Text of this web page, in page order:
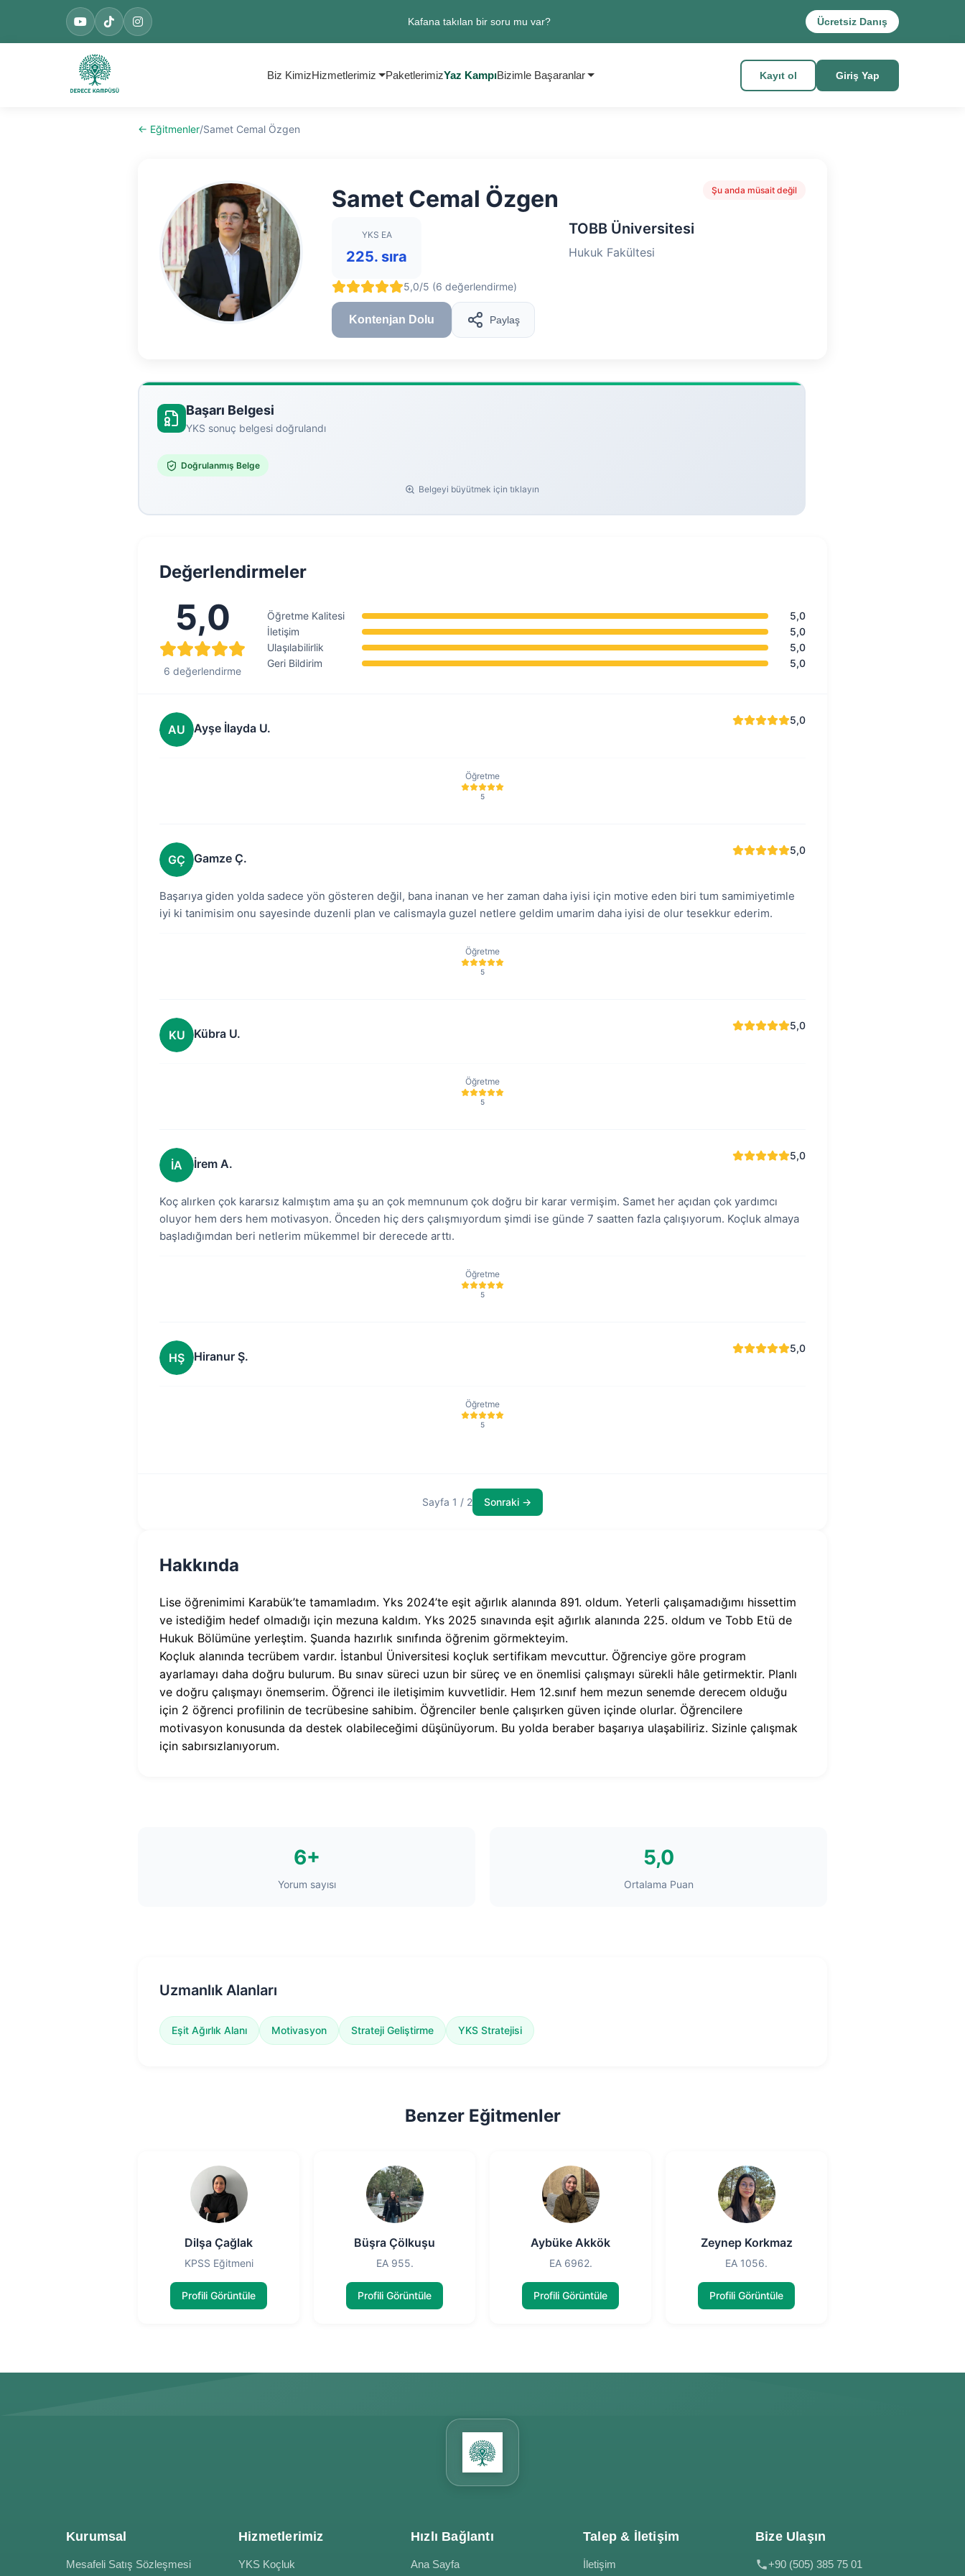
Kafana takılan bir soru mu var? Ücretsiz Danış
Biz KimizHizmetlerimiz PaketlerimizYaz KampıBizimle Başaranlar Kayıt ol Giriş Yap
← Eğitmenler/Samet Cemal Özgen
Samet Cemal Özgen Şu anda müsait değil
YKS EA
225. sıra
TOBB Üniversitesi
Hukuk Fakültesi
5,0/5 (6 değerlendirme)
Kontenjan Dolu Paylaş
Başarı Belgesi
YKS sonuç belgesi doğrulandı
Doğrulanmış Belge
Belgeyi büyütmek için tıklayın
Değerlendirmeler
5,0
6 değerlendirme
Öğretme Kalitesi
5,0
İletişim
5,0
Ulaşılabilirlik
5,0
Geri Bildirim
5,0
AU Ayşe İlayda U.
5,0
Öğretme
5
GÇ Gamze Ç.
5,0
Başarıya giden yolda sadece yön gösteren değil, bana inanan ve her zaman daha iyisi için motive eden biri tum samimiyetimle
iyi ki tanimisim onu sayesinde duzenli plan ve calismayla guzel netlere geldim umarim daha iyisi de olur tesekkur ederim.
Öğretme
5
KU Kübra U.
5,0
Öğretme
5
İA İrem A.
5,0
Koç alırken çok kararsız kalmıştım ama şu an çok memnunum çok doğru bir karar vermişim. Samet her açıdan çok yardımcı
oluyor hem ders hem motivasyon. Önceden hiç ders çalışmıyordum şimdi ise günde 7 saatten fazla çalışıyorum. Koçluk almaya
başladığımdan beri netlerim mükemmel bir derecede arttı.
Öğretme
5
HŞ Hiranur Ş.
5,0
Öğretme
5
Sayfa 1 / 2 Sonraki →
Hakkında
Lise öğrenimimi Karabük’te tamamladım. Yks 2024’te eşit ağırlık alanında 891. oldum. Yeterli çalışamadığımı hissettim
ve istediğim hedef olmadığı için mezuna kaldım. Yks 2025 sınavında eşit ağırlık alanında 225. oldum ve Tobb Etü de
Hukuk Bölümüne yerleştim. Şuanda hazırlık sınıfında öğrenim görmekteyim.
Koçluk alanında tecrübem vardır. İstanbul Üniversitesi koçluk sertifikam mevcuttur. Öğrenciye göre program
ayarlamayı daha doğru bulurum. Bu sınav süreci uzun bir süreç ve en önemlisi çalışmayı sürekli hâle getirmektir. Planlı
ve doğru çalışmayı önemserim. Öğrenci ile iletişimim kuvvetlidir. Hem 12.sınıf hem mezun senemde derecem olduğu
için 2 öğrenci profilinin de tecrübesine sahibim. Öğrenciler benle çalışırken güven içinde olurlar. Öğrencilere
motivasyon konusunda da destek olabileceğimi düşünüyorum. Bu yolda beraber başarıya ulaşabiliriz. Sizinle çalışmak
için sabırsızlanıyorum.
6+
Yorum sayısı
5,0
Ortalama Puan
Uzmanlık Alanları
Eşit Ağırlık Alanı Motivasyon Strateji Geliştirme YKS Stratejisi
Benzer Eğitmenler
Dilşa Çağlak
KPSS Eğitmeni
Profili Görüntüle
Büşra Çölkuşu
EA 955.
Profili Görüntüle
Aybüke Akkök
EA 6962.
Profili Görüntüle
Zeynep Korkmaz
EA 1056.
Profili Görüntüle
Kurumsal
Mesafeli Satış Sözleşmesi
Hizmetlerimiz
YKS Koçluk
Hızlı Bağlantı
Ana Sayfa
Talep & İletişim
İletişim
Bize Ulaşın
+90 (505) 385 75 01